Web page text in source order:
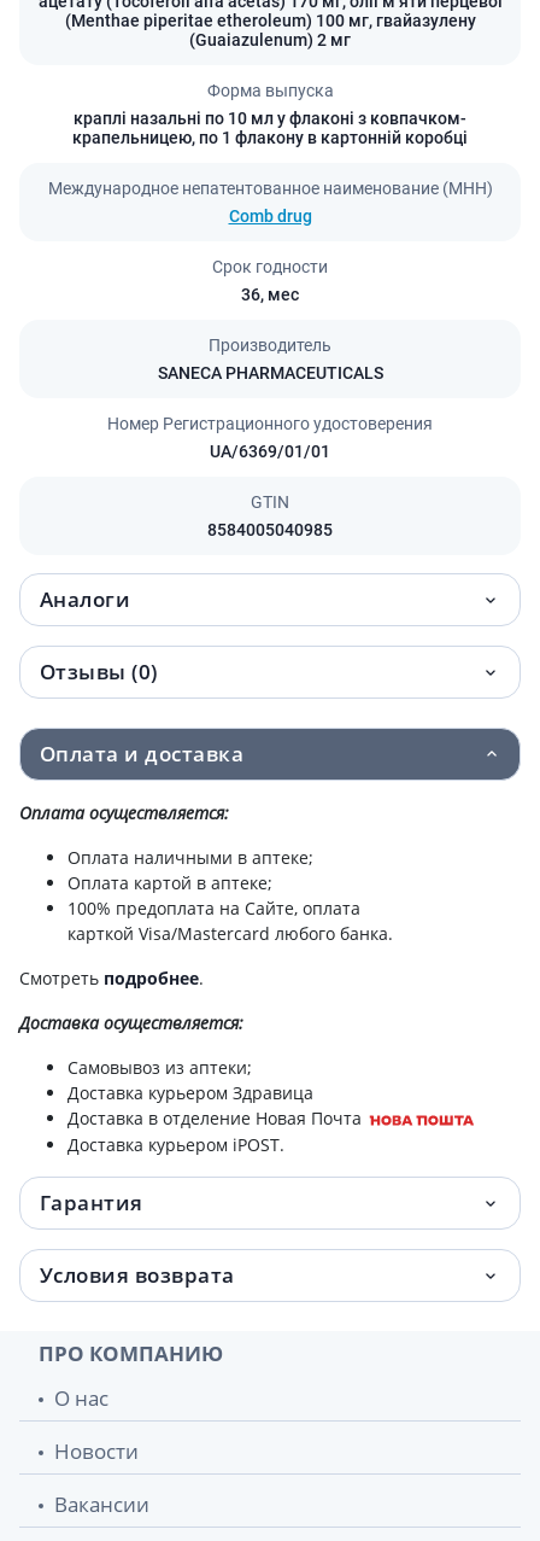
(Menthae piperitae etheroleum) 100 мг, гвайазулену
(Guaiazulenum) 2 мг
Форма выпуска
краплі назальні по 10 мл у флаконі з ковпачком-
крапельницею, по 1 флакону в картонній коробці
Международное непатентованное наименование (МНН)
Comb drug
Срок годности
36, мес
Производитель
SANECA PHARMACEUTICALS
Номер Регистрационного удостоверения
UA/6369/01/01
GTIN
8584005040985
Аналоги
Отзывы (0)
Оплата и доставка
Оплата осуществляется:
Оплата наличными в аптеке;
Оплата картой в аптеке;
100% предоплата на Сайте, оплата
карткой Visa/Mastercard любого банка.
Смотреть подробнее.
Доставкаосуществляется:
Самовывоз из аптеки;
Доставка курьером Здравица
Доставка в отделение Новая Почта
Доставка курьером iPOST.
Гарантия
Условия возврата
ПРО КОМПАНИЮ
О нас
Новости
Вакансии